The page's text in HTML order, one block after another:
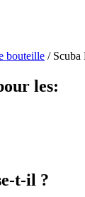
bouteille /
les:
t-il ?